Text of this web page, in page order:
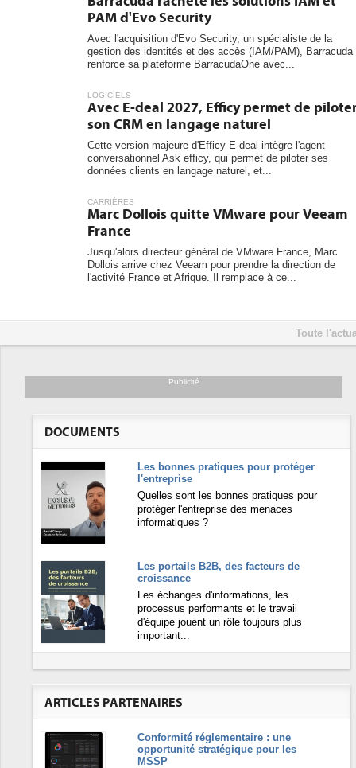
PAM d'Evo Security
Avec l'acquisition d'Evo Security, un spécialiste de la
gestion des identités et des accès (IAM/PAM), Barracuda
renforce sa plateforme BarracudaOne avec...
LOGICIELS
Avec E-deal 2027, Efficy permet de
son CRM en langage naturel
Cette version majeure d'Efficy E-deal intègre l'agent
conversationnel Ask efficy, qui permet de piloter ses
données clients en langage naturel, et...
CARRIÈRES
Marc Dollois quitte VMware pour Veeam
France
Jusqu'alors directeur général de VMware France, Marc
Dollois arrive chez Veeam pour prendre la direction de
l'activité France et Afrique. Il remplace à ce...
Toute
Publicité
DOCUMENTS
Les bonnes pratiques pour protéger
l'entreprise
Quelles sont les bonnes pratiques pour
protéger l'entreprise des menaces
informatiques ?
Les portails B2B, des facteurs de
croissance
Les échanges d'informations, les
processus performants et le travail
d'équipe jouent un rôle toujours plus
important...
ARTICLES PARTENAIRES
Conformité réglementaire : une
opportunité stratégique pour les
MSSP